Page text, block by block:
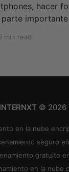
hacer
la mejor
min read
INTERNXT © 2026
en la nube
seguro
gratuito
en la nube